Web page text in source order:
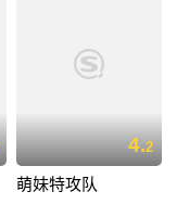
4.2
萌妹特攻队